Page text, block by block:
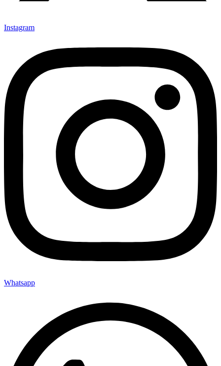
Instagram
Whatsapp